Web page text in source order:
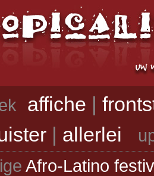
affiche |
| allerlei
Afro-Latino